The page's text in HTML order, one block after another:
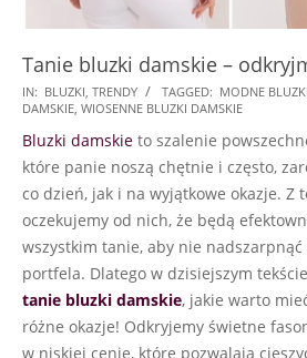
Tanie bluzki damskie –
2024-
02-
16
IN: BLUZKI, TRENDY TAGGED: MODNE
DAMSKIE, WIOSENNE BLUZKI DAMSKIE
Bluzki damskie to szalenie
które panie noszą chętnie i często,
co dzień, jak i na wyjątkowe okazje. Z
oczekujemy od nich, że będą
wszystkim tanie, aby nie
portfela. Dlatego w dzisiejszym
tanie bluzki damskie, jakie warto
różne okazje! Odkryjemy świetne
w niskiej cenie, które pozwalają